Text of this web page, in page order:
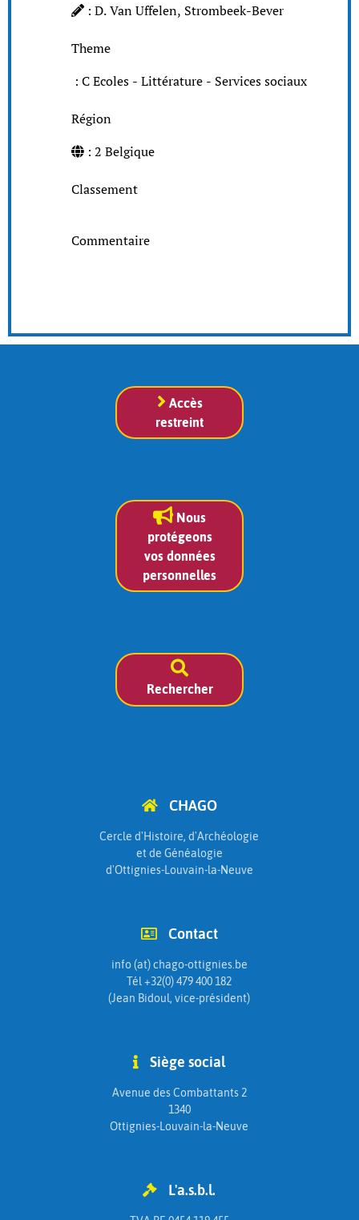
: D. Van Uffelen, Strombeek-Bever
Theme
: C Ecoles - Littérature - Services sociaux
Région
: 2 Belgique
Classement
Commentaire
Accès
restreint
Nous
protégeons
vos données
personnelles
Rechercher
CHAGO
Cercle d'Histoire, d'Archéologie
et de Généalogie
d'Ottignies-Louvain-la-Neuve
Contact
info (at) chago-ottignies.be
Tél +32(0) 479 400 182
(Jean Bidoul, vice-président)
Siège social
Avenue des Combattants 2
1340
Ottignies-Louvain-la-Neuve
L'a.s.b.l.